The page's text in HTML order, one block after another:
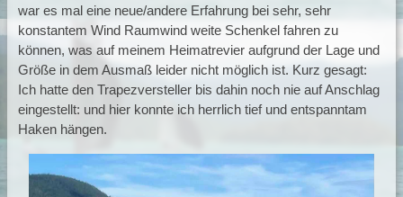
war es mal eine neue/andere Erfahrung bei sehr, sehr
konstantem Wind Raumwind weite Schenkel fahren zu
können, was auf meinem Heimatrevier aufgrund der Lage und
Größe in dem Ausmaß leider nicht möglich ist. Kurz gesagt:
Ich hatte den Trapezversteller bis dahin noch nie auf Anschlag
eingestellt: und hier konnte ich herrlich tief und entspanntam
Haken hängen.